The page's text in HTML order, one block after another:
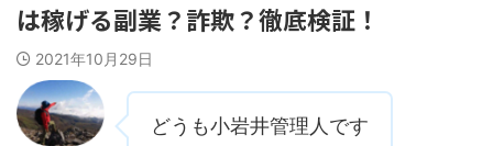
は稼げる副業？詐欺？徹底検証！
2021年10月29日
どうも小岩井管理人です